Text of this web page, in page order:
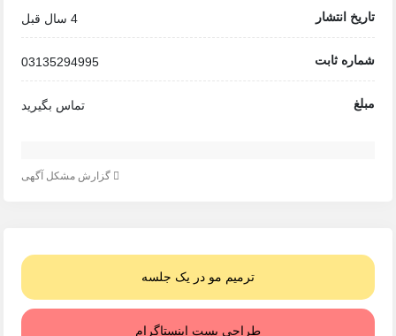
تاریخ انتشار 4 سال قبل
شماره ثابت 03135294995
مبلغ تماس بگیرید
گزارش مشکل آگهی
ترمیم مو در یک جلسه
طراحی پست اینستاگرام